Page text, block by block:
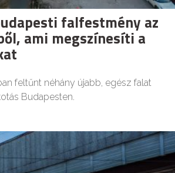
falfestmény az
ami megszínesíti a
feltűnt néhány újabb, egész falat
Budapesten.